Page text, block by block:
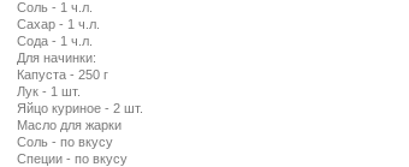
Соль - 1 ч.л.
Сахар - 1 ч.л.
Сода - 1 ч.л.
Для начинки:
Капуста - 250 г
Лук - 1 шт.
Яйцо куриное - 2 шт.
Масло для жарки
Соль - по вкусу
Специи - по вкусу